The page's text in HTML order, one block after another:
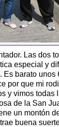
Las dos
especial y
Es barato unos
por que mi
y vimos todas
de la San
un montón
buena